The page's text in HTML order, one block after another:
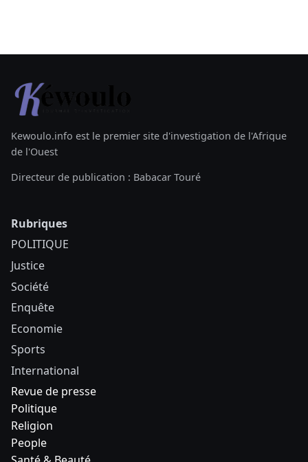
Kewoulo.info est le premier site d'investigation de l'Afrique
de l'Ouest
Directeur de publication : Babacar Touré
Rubriques
POLITIQUE
Justice
Société
Enquête
Economie
Sports
International
Revue de presse
Politique
Religion
People